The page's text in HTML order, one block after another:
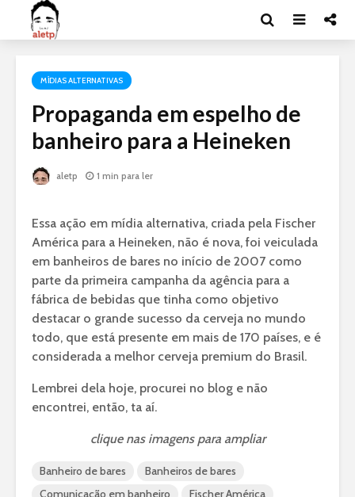
MÍDIAS ALTERNATIVAS
Propaganda em espelho de
banheiro para a Heineken
aletp 1 min para ler
Essa ação em mídia alternativa, criada pela Fischer
América para a Heineken, não é nova, foi veiculada
em banheiros de bares no início de 2007 como
parte da primeira campanha da agência para a
fábrica de bebidas que tinha como objetivo
destacar o grande sucesso da cerveja no mundo
todo, que está presente em mais de 170 países, e é
considerada a melhor cerveja premium do Brasil.
Lembrei dela hoje, procurei no blog e não
encontrei, então, ta aí.
clique nas imagens para ampliar
Banheiro de bares
Banheiros de bares
Comunicação em banheiro
Fischer América